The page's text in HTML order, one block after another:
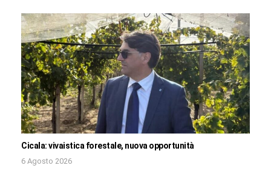
Cicala: vivaistica forestale, nuova opportunità
6 Agosto 2026